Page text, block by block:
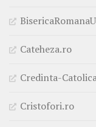
Cateheza.ro
Credinta-
Cristofori.ro